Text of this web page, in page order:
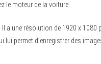
le moteur de la voiture.
Il a une résolution de 1920 x 1080
lui permet d’enregistrer des